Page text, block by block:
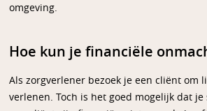
omgeving.
Hoe kun je financiële
Als zorgverlener bezoek je een cliënt om
verlenen. Toch is het goed mogelijk dat